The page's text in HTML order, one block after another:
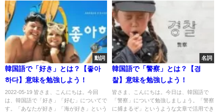
動詞
韓国語で「好き」とは？【좋아
하다】意味を勉強しよう！
2022-05-19 皆さま、こんにちは。今回
は、韓国語で「好き」「好む」についてで
す。「あなたが好き」「海が好き」という
名詞
韓国語で「警察」とは？【경
찰】意味を勉強しよう！
皆さま、こんにちは。今日は、韓国語で
「警察」について勉強しましょう。「警察
に捕まるぞ」というような文章で活用でき